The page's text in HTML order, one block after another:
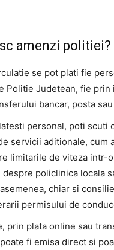
amenzi politiei?
se pot plati fie
Politie Judetean, fie prin
bancar, posta
personal, poti scuti
servicii aditionale, cum
limitarile de viteza intr-
policlinica locala
chiar si
permisului de
prin plata online sau
fi emisa direct si